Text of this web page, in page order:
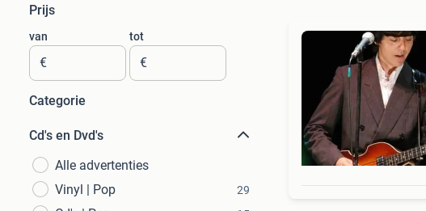
Prijs
van
€
tot
€
Categorie
Cd's en Dvd's
Alle advertenties
Vinyl | Pop
29